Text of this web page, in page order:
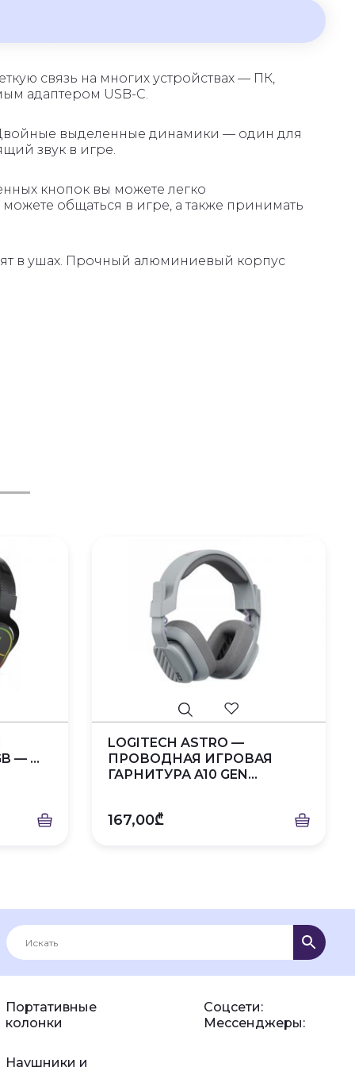
связь на многих устройствах — ПК,
адаптером USB-C.
выделенные динамики — один для
звук в игре.
кнопок вы можете легко
общаться в игре, а также принимать
в ушах. Прочный алюминиевый корпус
— ...
LOGITECH ASTRO —
ПРОВОДНАЯ ИГРОВАЯ
ГАРНИТУРА A10 GEN...
167,00₾
Портативные
колонки
Наушники и
Соцсети:
Мессенджеры: